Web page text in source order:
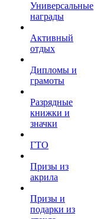
Универсальные
награды
Активный
отдых
Дипломы и
грамоты
Разрядные
книжки и
значки
ГТО
Призы из
акрила
Призы и
подарки из